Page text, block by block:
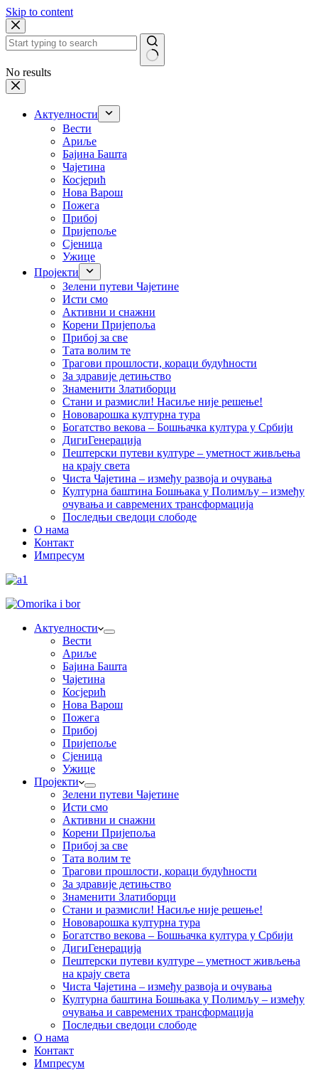
Skip to content
No results
Актуелности
Вести
Ариље
Бајина Башта
Чајетина
Косјерић
Нова Варош
Пожега
Прибој
Пријепоље
Сјеница
Ужице
Пројекти
Зелени путеви Чајетине
Исти смо
Активни и снажни
Корени Пријепоља
Прибој за све
Тата волим те
Трагови прошлости, кораци будућности
За здравије детињство
Знаменити Златиборци
Стани и размисли! Насиље није решење!
Нововарошка културна тура
Богатство векова – Бошњачка култура у Србији
ДигиГенерација
Пештерски путеви културе – уметност живљења
на крају света
Чиста Чајетина – између развоја и очувања
Културна баштина Бошњака у Полимљу – између
очувања и савремених трансформација
Последњи сведоци слободе
О нама
Контакт
Импресум
Актуелности
Вести
Ариље
Бајина Башта
Чајетина
Косјерић
Нова Варош
Пожега
Прибој
Пријепоље
Сјеница
Ужице
Пројекти
Зелени путеви Чајетине
Исти смо
Активни и снажни
Корени Пријепоља
Прибој за све
Тата волим те
Трагови прошлости, кораци будућности
За здравије детињство
Знаменити Златиборци
Стани и размисли! Насиље није решење!
Нововарошка културна тура
Богатство векова – Бошњачка култура у Србији
ДигиГенерација
Пештерски путеви културе – уметност живљења
на крају света
Чиста Чајетина – између развоја и очувања
Културна баштина Бошњака у Полимљу – између
очувања и савремених трансформација
Последњи сведоци слободе
О нама
Контакт
Импресум